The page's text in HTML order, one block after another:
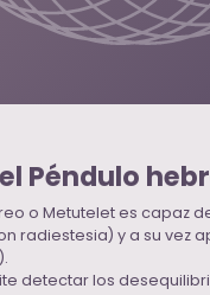
Péndulo
o Metutelet es capaz
radiestesia) y a su vez
detectar los